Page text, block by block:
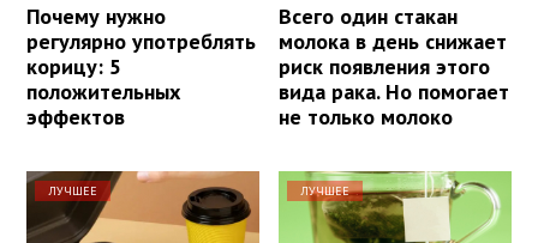
Почему нужно
регулярно употреблять
корицу: 5
положительных
эффектов
Всего один стакан
молока в день снижает
риск появления этого
вида рака. Но помогает
не только молоко
ЛУЧШЕЕ ЛУЧШЕЕ